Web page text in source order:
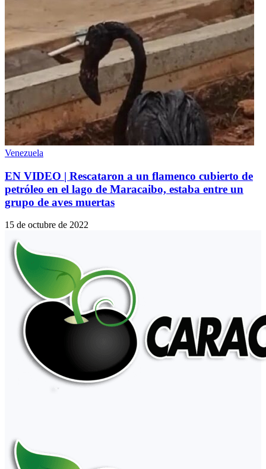
Venezuela
EN VIDEO | Rescataron a un flamenco cubierto de
petróleo en el lago de Maracaibo, estaba entre un
grupo de aves muertas
15 de octubre de 2022